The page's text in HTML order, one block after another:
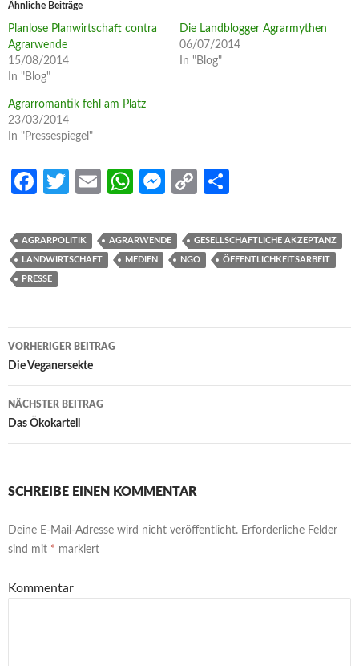
Ähnliche Beiträge
Planlose Planwirtschaft contra
Agrarwende
15/08/2014
In "Blog"
Die Landblogger Agrarmythen
06/07/2014
In "Blog"
Agrarromantik fehl am Platz
23/03/2014
In "Pressespiegel"
Fa
b
o
o
T
itt
er
E
ail
W
at
s
p
M
se
n
C
p
y
k
ar
e
AGRARPOLITIK AGRARWENDE GESELLSCHAFTLICHE AKZEPTANZ
LANDWIRTSCHAFT MEDIEN NGO ÖFFENTLICHKEITSARBEIT
PRESSE
Beitrags-
Navigation
VORHERIGER BEITRAG
Die Veganersekte
NÄCHSTER BEITRAG
Das Ökokartell
SCHREIBE EINEN KOMMENTAR
Deine E-Mail-Adresse wird nicht veröffentlicht. Erforderliche Felder
sind mit * markiert
Kommentar